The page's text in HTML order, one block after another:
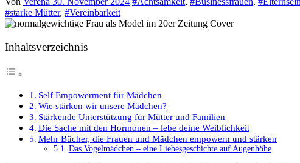
#starke Mütter, #Vereinbarkeit
Inhaltsverzeichnis
Self Empowerment für Mädchen
Wie stärken wir unsere Mädchen?
Stärkende Unterstützung für Mütter und Familien
Die Sache mit den Hormonen – lebe deine Weiblichkeit
Mehr Bücher, die Frauen und Mädchen empowern und stärken
Das Vogelmädchen – eine Liebesgeschichte auf Augenhöhe